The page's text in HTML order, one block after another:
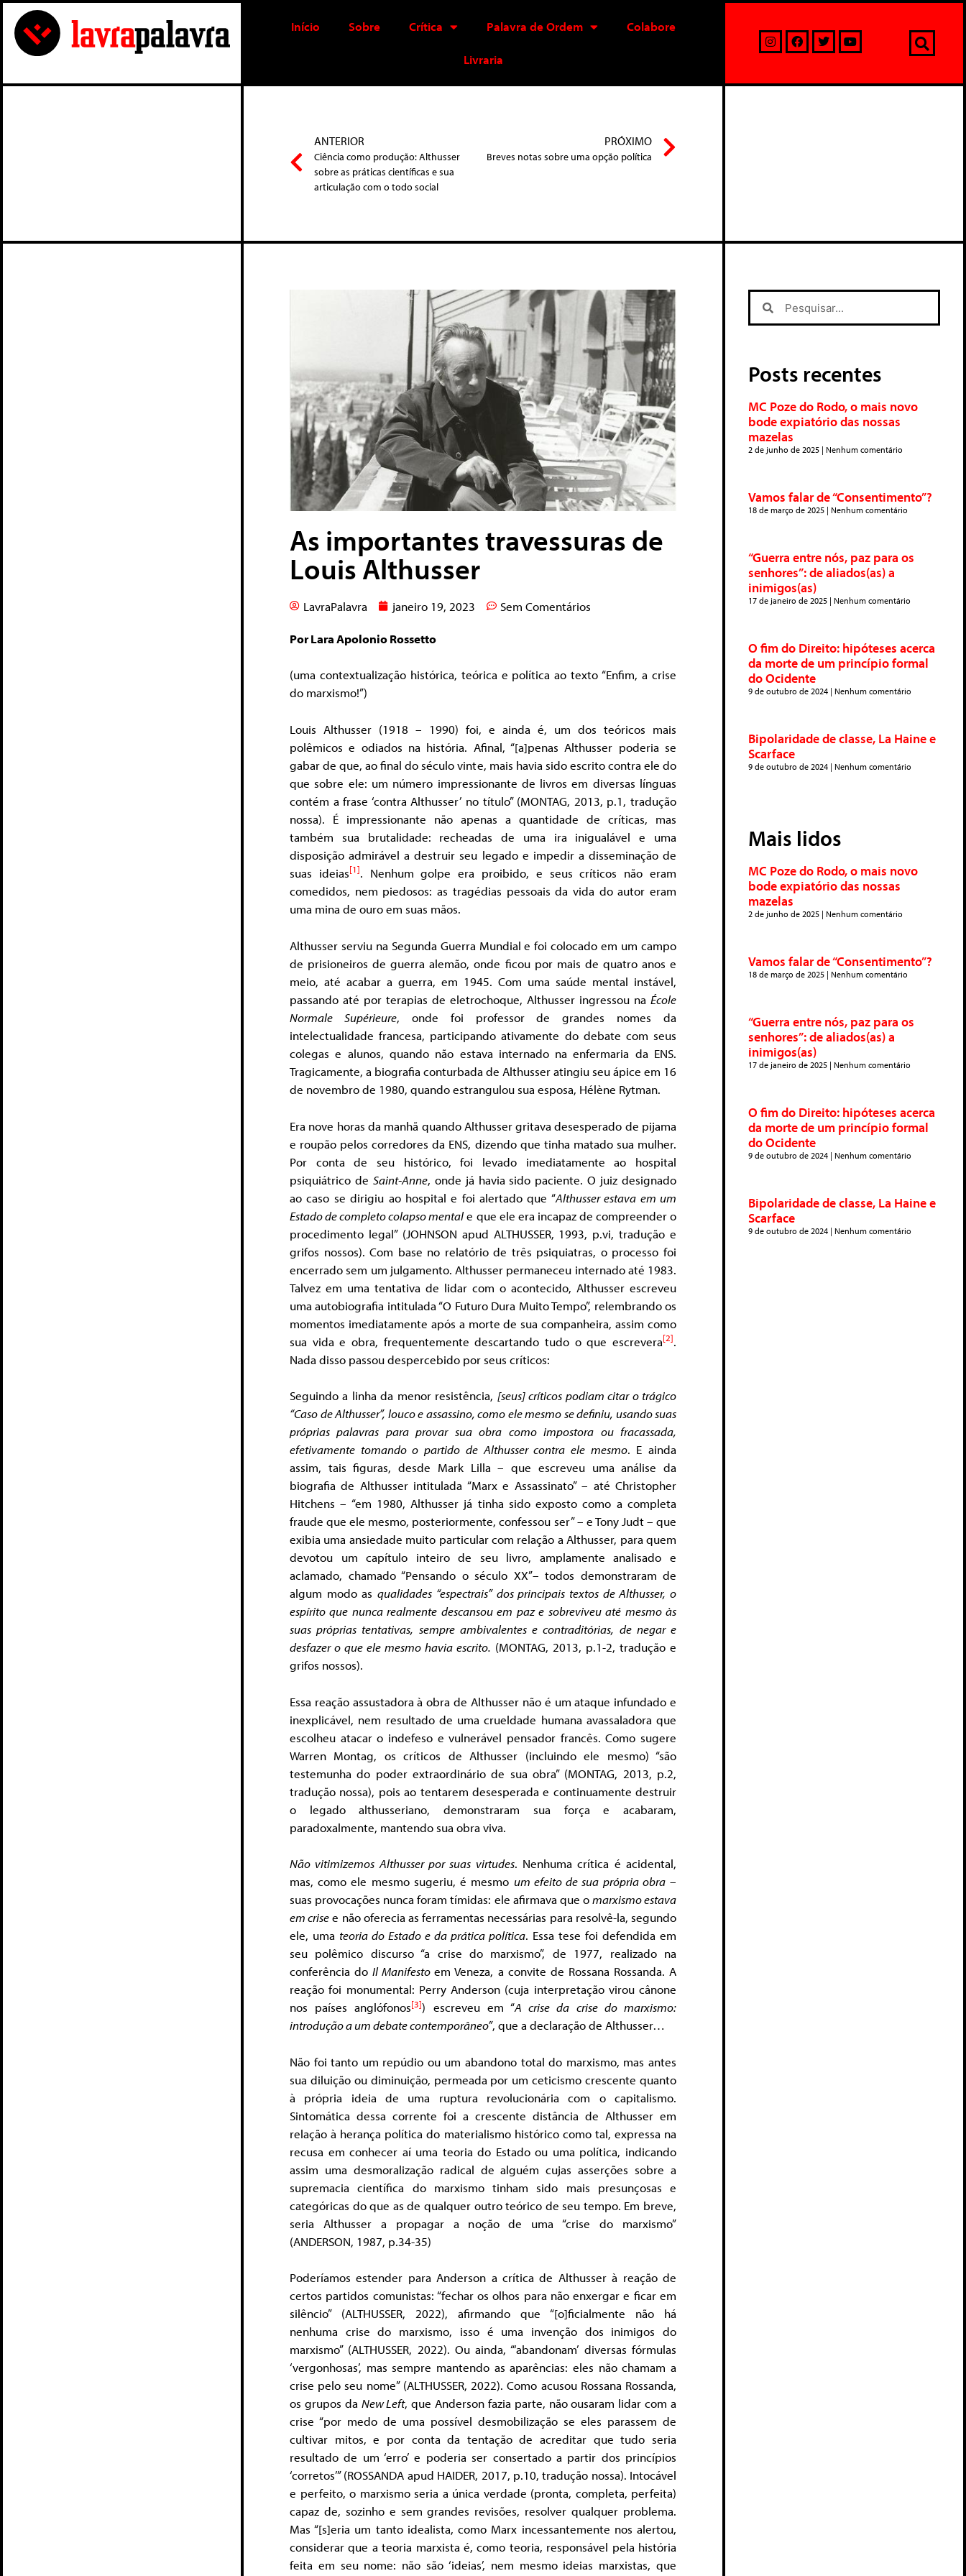
Início Sobre Crítica Palavra de Ordem Colabore
Livraria
ANTERIOR
Ciência como produção: Althusser
sobre as práticas científicas e sua
articulação com o todo social
PRÓXIMO
Breves notas sobre uma opção política
As importantes travessuras de
Louis Althusser
LavraPalavra janeiro 19, 2023 Sem Comentários
Por Lara Apolonio Rossetto
(uma contextualização histórica, teórica e política ao texto “Enfim, a crise
do marxismo!”)
Louis Althusser (1918 – 1990) foi, e ainda é, um dos teóricos mais
polêmicos e odiados na história. Afinal, “[a]penas Althusser poderia se
gabar de que, ao final do século vinte, mais havia sido escrito contra ele do
que sobre ele: um número impressionante de livros em diversas línguas
contém a frase ‘contra Althusser’ no título” (MONTAG, 2013, p.1, tradução
nossa). É impressionante não apenas a quantidade de críticas, mas
também sua brutalidade: recheadas de uma ira inigualável e uma
disposição admirável a destruir seu legado e impedir a disseminação de
suas ideias[1]. Nenhum golpe era proibido, e seus críticos não eram
comedidos, nem piedosos: as tragédias pessoais da vida do autor eram
uma mina de ouro em suas mãos.
Althusser serviu na Segunda Guerra Mundial e foi colocado em um campo
de prisioneiros de guerra alemão, onde ficou por mais de quatro anos e
meio, até acabar a guerra, em 1945. Com uma saúde mental instável,
passando até por terapias de eletrochoque, Althusser ingressou na École
Normale Supérieure, onde foi professor de grandes nomes da
intelectualidade francesa, participando ativamente do debate com seus
colegas e alunos, quando não estava internado na enfermaria da ENS.
Tragicamente, a biografia conturbada de Althusser atingiu seu ápice em 16
de novembro de 1980, quando estrangulou sua esposa, Hélène Rytman.
Era nove horas da manhã quando Althusser gritava desesperado de pijama
e roupão pelos corredores da ENS, dizendo que tinha matado sua mulher.
Por conta de seu histórico, foi levado imediatamente ao hospital
psiquiátrico de Saint-Anne, onde já havia sido paciente. O juiz designado
ao caso se dirigiu ao hospital e foi alertado que “Althusser estava em um
Estado de completo colapso mentale que ele era incapaz de compreender o
procedimento legal” (JOHNSON apud ALTHUSSER, 1993, p.vi, tradução e
grifos nossos). Com base no relatório de três psiquiatras, o processo foi
encerrado sem um julgamento. Althusser permaneceu internado até 1983.
Talvez em uma tentativa de lidar com o acontecido, Althusser escreveu
uma autobiografia intitulada “O Futuro Dura Muito Tempo”, relembrando os
momentos imediatamente após a morte de sua companheira, assim como
sua vida e obra, frequentemente descartando tudo o que escrevera[2].
Nada disso passou despercebido por seus críticos:
Seguindo a linha da menor resistência, [seus] críticos podiam citar o trágico
“Caso de Althusser”, louco e assassino, como ele mesmo se definiu, usando suas
próprias palavras para provar sua obra como impostora ou fracassada,
efetivamente tomando o partido de Althusser contra ele mesmo. E ainda
assim, tais figuras, desde Mark Lilla – que escreveu uma análise da
biografia de Althusser intitulada “Marx e Assassinato” – até Christopher
Hitchens – “em 1980, Althusser já tinha sido exposto como a completa
fraude que ele mesmo, posteriormente, confessou ser” – e Tony Judt – que
exibia uma ansiedade muito particular com relação a Althusser, para quem
devotou um capítulo inteiro de seu livro, amplamente analisado e
aclamado, chamado “Pensando o século XX”– todos demonstraram de
algum modo asqualidades “espectrais” dos principais textos de Althusser, o
espírito que nunca realmente descansou em paz e sobreviveu até mesmo às
suas próprias tentativas, sempre ambivalentes e contraditórias, de negar e
desfazer o que ele mesmo havia escrito. (MONTAG, 2013, p.1-2, tradução e
grifos nossos).
Essa reação assustadora à obra de Althusser não é um ataque infundado e
inexplicável, nem resultado de uma crueldade humana avassaladora que
escolheu atacar o indefeso e vulnerável pensador francês. Como sugere
Warren Montag, os críticos de Althusser (incluindo ele mesmo) “são
testemunha do poder extraordinário de sua obra” (MONTAG, 2013, p.2,
tradução nossa), pois ao tentarem desesperada e continuamente destruir
o legado althusseriano, demonstraram sua força e acabaram,
paradoxalmente, mantendo sua obra viva.
Não vitimizemos Althusser por suas virtudes. Nenhuma crítica é acidental,
mas, como ele mesmo sugeriu, é mesmo um efeito de sua própria obra–
suas provocações nunca foram tímidas: ele afirmava que omarxismo estava
em crisee não oferecia as ferramentas necessárias para resolvê-la, segundo
ele, uma teoria do Estado e da prática política. Essa tese foi defendida em
seu polêmico discurso “a crise do marxismo”, de 1977, realizado na
conferência doIl Manifestoem Veneza, a convite de Rossana Rossanda. A
reação foi monumental: Perry Anderson (cuja interpretação virou cânone
nos países anglófonos[3]) escreveu em “A crise da crise do marxismo:
introdução a um debate contemporâneo”, que a declaração de Althusser…
Não foi tanto um repúdio ou um abandono total do marxismo, mas antes
sua diluição ou diminuição, permeada por um ceticismo crescente quanto
à própria ideia de uma ruptura revolucionária com o capitalismo.
Sintomática dessa corrente foi a crescente distância de Althusser em
relação à herança política do materialismo histórico como tal, expressa na
recusa em conhecer aí uma teoria do Estado ou uma política, indicando
assim uma desmoralização radical de alguém cujas asserções sobre a
supremacia científica do marxismo tinham sido mais presunçosas e
categóricas do que as de qualquer outro teórico de seu tempo. Em breve,
seria Althusser a propagar a noção de uma “crise do marxismo”
(ANDERSON, 1987, p.34-35)
Poderíamos estender para Anderson a crítica de Althusser à reação de
certos partidos comunistas: “fechar os olhos para não enxergar e ficar em
silêncio” (ALTHUSSER, 2022), afirmando que “[o]ficialmente não há
nenhuma crise do marxismo, isso é uma invenção dos inimigos do
marxismo” (ALTHUSSER, 2022). Ou ainda, “‘abandonam’ diversas fórmulas
‘vergonhosas’, mas sempre mantendo as aparências: eles não chamam a
crise pelo seu nome” (ALTHUSSER, 2022). Como acusou Rossana Rossanda,
os grupos da New Left, que Anderson fazia parte, não ousaram lidar com a
crise “por medo de uma possível desmobilização se eles parassem de
cultivar mitos, e por conta da tentação de acreditar que tudo seria
resultado de um ‘erro’ e poderia ser consertado a partir dos princípios
‘corretos’” (ROSSANDA apud HAIDER, 2017, p.10, tradução nossa). Intocável
e perfeito, o marxismo seria a única verdade (pronta, completa, perfeita)
capaz de, sozinho e sem grandes revisões, resolver qualquer problema.
Mas “[s]eria um tanto idealista, como Marx incessantemente nos alertou,
considerar que a teoria marxista é, como teoria, responsável pela história
feita em seu nome: não são ‘ideias’, nem mesmo ideias marxistas, que
Posts recentes
MC Poze do Rodo, o mais novo
bode expiatório das nossas
mazelas
2 de junho de 2025 Nenhum comentário
Vamos falar de “Consentimento”?
18 de março de 2025 Nenhum comentário
“Guerra entre nós, paz para os
senhores”: de aliados(as) a
inimigos(as)
17 de janeiro de 2025 Nenhum comentário
O fim do Direito: hipóteses acerca
da morte de um princípio formal
do Ocidente
9 de outubro de 2024 Nenhum comentário
Bipolaridade de classe, La Haine e
Scarface
9 de outubro de 2024 Nenhum comentário
Mais lidos
MC Poze do Rodo, o mais novo
bode expiatório das nossas
mazelas
2 de junho de 2025 Nenhum comentário
Vamos falar de “Consentimento”?
18 de março de 2025 Nenhum comentário
“Guerra entre nós, paz para os
senhores”: de aliados(as) a
inimigos(as)
17 de janeiro de 2025 Nenhum comentário
O fim do Direito: hipóteses acerca
da morte de um princípio formal
do Ocidente
9 de outubro de 2024 Nenhum comentário
Bipolaridade de classe, La Haine e
Scarface
9 de outubro de 2024 Nenhum comentário